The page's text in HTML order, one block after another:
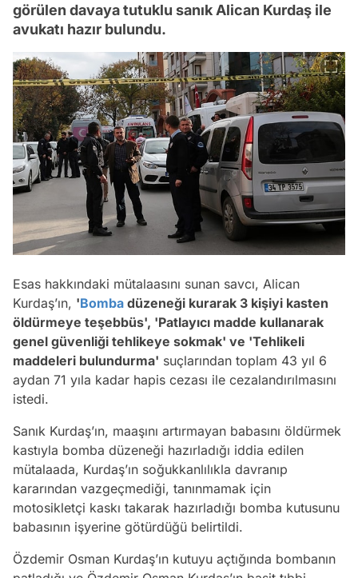
görülen davaya tutuklu sanık Alican Kurdaş ile
avukatı hazır bulundu.
Esas hakkındaki mütalaasını sunan savcı, Alican
Kurdaş’ın, 'Bomba düzeneği kurarak 3 kişiyi kasten
öldürmeye teşebbüs', 'Patlayıcı madde kullanarak
genel güvenliği tehlikeye sokmak' ve 'Tehlikeli
maddeleri bulundurma' suçlarından toplam 43 yıl 6
aydan 71 yıla kadar hapis cezası ile cezalandırılmasını
istedi.
Sanık Kurdaş’ın, maaşını artırmayan babasını öldürmek
kastıyla bomba düzeneği hazırladığı iddia edilen
mütalaada, Kurdaş’ın soğukkanlılıkla davranıp
kararından vazgeçmediği, tanınmamak için
motosikletçi kaskı takarak hazırladığı bomba kutusunu
babasının işyerine götürdüğü belirtildi.
Özdemir Osman Kurdaş’ın kutuyu açtığında bombanın